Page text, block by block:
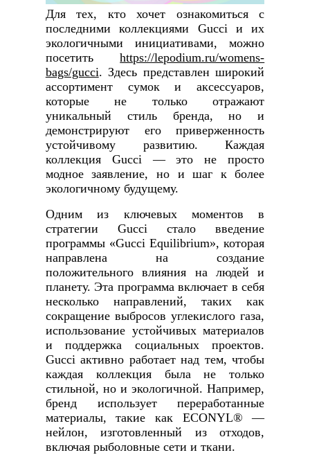
Для тех, кто хочет ознакомиться с
последними коллекциями Gucci и их
экологичными инициативами, можно
посетитьhttps://lepodium.ru/womens-
bags/gucci. Здесь представлен широкий
ассортимент сумок и аксессуаров,
которые не только отражают
уникальный стиль бренда, но и
демонстрируют его приверженность
устойчивому развитию. Каждая
коллекция Gucci — это не просто
модное заявление, но и шаг к более
экологичному будущему.
Одним из ключевых моментов в
стратегии Gucci стало введение
программы «Gucci Equilibrium», которая
направлена на создание
положительного влияния на людей и
планету. Эта программа включает в себя
несколько направлений, таких как
сокращение выбросов углекислого газа,
использование устойчивых материалов
и поддержка социальных проектов.
Gucci активно работает над тем, чтобы
каждая коллекция была не только
стильной, но и экологичной. Например,
бренд использует переработанные
материалы, такие как ECONYL® —
нейлон, изготовленный из отходов,
включая рыболовные сети и ткани.